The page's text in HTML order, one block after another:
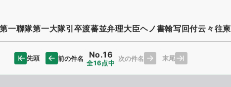
一聯隊第一大隊引卒渡蕃並弁理大臣ヘノ書翰写回付云々往柬
先頭 前の件名 No.16
全16点中
次の件名 末尾